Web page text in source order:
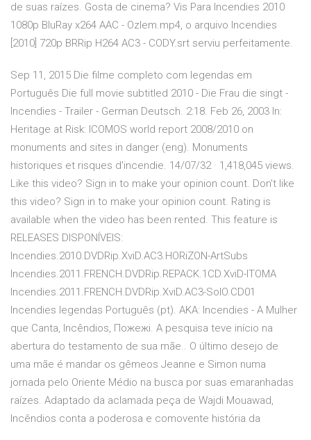
de suas raízes. Gosta de cinema? Vis Para Incendies 2010
1080p BluRay x264 AAC - Ozlem.mp4, o arquivo Incendies
[2010] 720p BRRip H264 AC3 - CODY.srt serviu perfeitamente.
Sep 11, 2015 Die filme completo com legendas em
Português Die full movie subtitled 2010 - Die Frau die singt -
Incendies - Trailer - German Deutsch. 2:18. Feb 26, 2003 In:
Heritage at Risk: ICOMOS world report 2008/2010 on
monuments and sites in danger (eng). Monuments
historiques et risques d'incendie. 14/07/32 · 1,418,045 views.
Like this video? Sign in to make your opinion count. Don't like
this video? Sign in to make your opinion count. Rating is
available when the video has been rented. This feature is
RELEASES DISPONÍVEIS:
Incendies.2010.DVDRip.XviD.AC3.HORiZON-ArtSubs
Incendies.2011.FRENCH.DVDRip.REPACK.1CD.XviD-ITOMA
Incendies.2011.FRENCH.DVDRip.XviD.AC3-SolO.CD01
Incendies legendas Português (pt). AKA: Incendies - A Mulher
que Canta, Incêndios, Пожежi. A pesquisa teve início na
abertura do testamento de sua mãe.. O último desejo de
uma mãe é mandar os gêmeos Jeanne e Simon numa
jornada pelo Oriente Médio na busca por suas emaranhadas
raízes. Adaptado da aclamada peça de Wajdi Mouawad,
Incêndios conta a poderosa e comovente história da